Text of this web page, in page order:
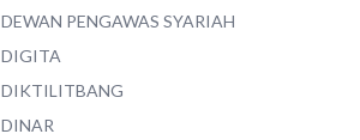
DEWAN PENGAWAS SYARIAH
DIGITA
DIKTILITBANG
DINAR